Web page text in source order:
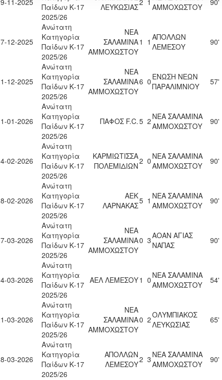
11-2025
Παίδων Κ-17
2025/26
ΛΕΥΚΩΣΙΑΣ2 1 ΑΜΜΟΧΩΣΤΟΥ
90'
12-2025
Ανώτατη
Κατηγορία
Παίδων Κ-17
2025/26
ΝΕΑ
ΣΑΛΑΜΙΝΑ
ΑΜΜΟΧΩΣΤΟΥ
1 1 ΑΠΟΛΛΩΝ
ΛΕΜΕΣΟΥ
90'
12-2025
Ανώτατη
Κατηγορία
Παίδων Κ-17
2025/26
ΝΕΑ
ΣΑΛΑΜΙΝΑ
ΑΜΜΟΧΩΣΤΟΥ
6 0 ΕΝΩΣΗ ΝΕΩΝ
ΠΑΡΑΛΙΜΝΙΟΥ
57'
01-2026
Ανώτατη
Κατηγορία
Παίδων Κ-17
2025/26
ΠΑΦΟΣ F.C.5 2 ΝΕΑ ΣΑΛΑΜΙΝΑ
ΑΜΜΟΧΩΣΤΟΥ
90'
02-2026
Ανώτατη
Κατηγορία
Παίδων Κ-17
2025/26
ΚΑΡΜΙΩΤΙΣΣΑ
ΠΟΛΕΜΙΔΙΩΝ2 0 ΝΕΑ ΣΑΛΑΜΙΝΑ
ΑΜΜΟΧΩΣΤΟΥ
90'
02-2026
Ανώτατη
Κατηγορία
Παίδων Κ-17
2025/26
ΑΕΚ
ΛΑΡΝΑΚΑΣ5 1 ΝΕΑ ΣΑΛΑΜΙΝΑ
ΑΜΜΟΧΩΣΤΟΥ
90'
03-2026
Ανώτατη
Κατηγορία
Παίδων Κ-17
2025/26
ΝΕΑ
ΣΑΛΑΜΙΝΑ
ΑΜΜΟΧΩΣΤΟΥ
0 3ΑΟΑΝ ΑΓΙΑΣ
ΝΑΠΑΣ
90'
03-2026
Ανώτατη
Κατηγορία
Παίδων Κ-17
2025/26
ΑΕΛ ΛΕΜΕΣΟΥ1 0 ΝΕΑ ΣΑΛΑΜΙΝΑ
ΑΜΜΟΧΩΣΤΟΥ
54'
03-2026
Ανώτατη
Κατηγορία
Παίδων Κ-17
2025/26
ΝΕΑ
ΣΑΛΑΜΙΝΑ
ΑΜΜΟΧΩΣΤΟΥ
0 2ΟΛΥΜΠΙΑΚΟΣ
ΛΕΥΚΩΣΙΑΣ
65'
03-2026
Ανώτατη
Κατηγορία
Παίδων Κ-17
2025/26
ΑΠΟΛΛΩΝ
ΛΕΜΕΣΟΥ2 3 ΝΕΑ ΣΑΛΑΜΙΝΑ
ΑΜΜΟΧΩΣΤΟΥ
90'